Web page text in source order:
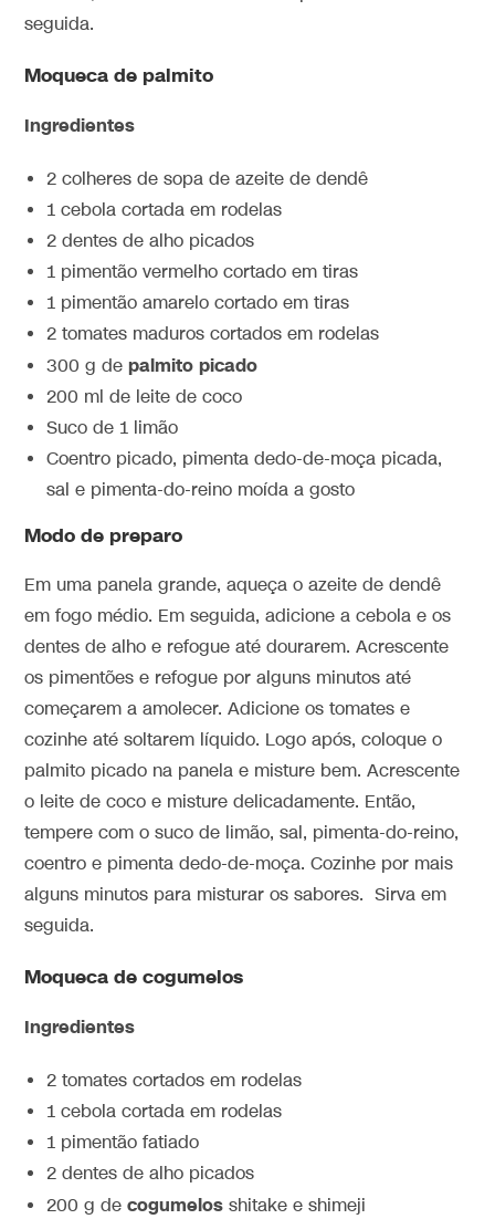
seguida.
Moqueca de palmito
Ingredientes
2 colheres de sopa de azeite de dendê
1 cebola cortada em rodelas
2 dentes de alho picados
1 pimentão vermelho cortado em tiras
1 pimentão amarelo cortado em tiras
2 tomates maduros cortados em rodelas
300 g depalmito picado
200 ml de leite de coco
Suco de 1 limão
Coentro picado, pimenta dedo-de-moça picada,
sal e pimenta-do-reino moída a gosto
Modo de preparo
Em uma panela grande, aqueça o azeite de dendê
em fogo médio. Em seguida, adicione a cebola e os
dentes de alho e refogue até dourarem. Acrescente
os pimentões e refogue por alguns minutos até
começarem a amolecer. Adicione os tomates e
cozinhe até soltarem líquido. Logo após, coloque o
palmito picado na panela e misture bem. Acrescente
o leite de coco e misture delicadamente. Então,
tempere com o suco de limão, sal, pimenta-do-reino,
coentro e pimenta dedo-de-moça. Cozinhe por mais
alguns minutos para misturar os sabores. Sirva em
seguida.
Moqueca de cogumelos
Ingredientes
2 tomates cortados em rodelas
1 cebola cortada em rodelas
1 pimentão fatiado
2 dentes de alho picados
200 g decogumelos shitake e shimeji